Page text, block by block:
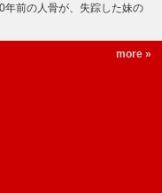
年前の人骨が、失踪した妹の
more »